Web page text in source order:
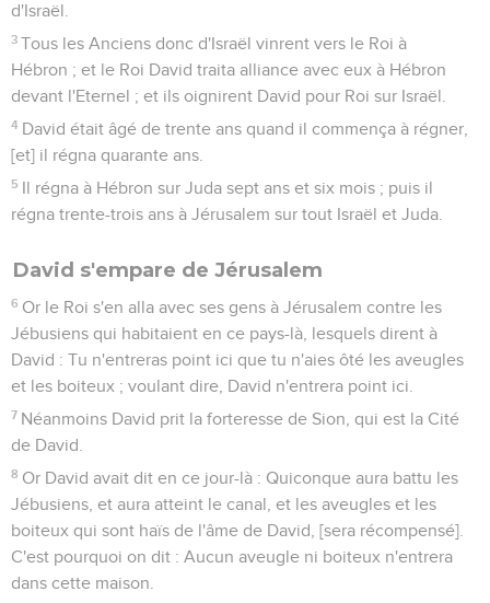
d'Israël.
3 Tous les Anciens donc d'Israël vinrent vers le Roi à
Hébron ; et le Roi David traita alliance avec eux à Hébron
devant l'Eternel ; et ils oignirent David pour Roi sur Israël.
4 David était âgé de trente ans quand il commença à régner,
[et] il régna quarante ans.
5 Il régna à Hébron sur Juda sept ans et six mois ; puis il
régna trente-trois ans à Jérusalem sur tout Israël et Juda.
David s'empare de Jérusalem
6 Or le Roi s'en alla avec ses gens à Jérusalem contre les
Jébusiens qui habitaient en ce pays-là, lesquels dirent à
David : Tu n'entreras point ici que tu n'aies ôté les aveugles
et les boiteux ; voulant dire, David n'entrera point ici.
7 Néanmoins David prit la forteresse de Sion, qui est la Cité
de David.
8 Or David avait dit en ce jour-là : Quiconque aura battu les
Jébusiens, et aura atteint le canal, et les aveugles et les
boiteux qui sont haïs de l'âme de David, [sera récompensé].
C'est pourquoi on dit : Aucun aveugle ni boiteux n'entrera
dans cette maison.